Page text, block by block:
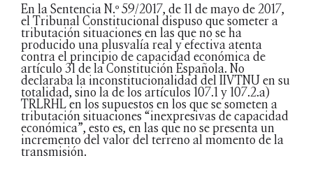
En la Sentencia N.º 59/2017, de 11 de mayo de 2017,
el Tribunal Constitucional dispuso que someter a
tributación situaciones en las que no se ha
producido una plusvalía real y efectiva atenta
contra el principio de capacidad económica de
artículo 31 de la Constitución Española. No
declaraba la inconstitucionalidad del IIVTNU en su
totalidad, sino la de los artículos 107.1 y 107.2.a)
TRLRHL en los supuestos en los que se someten a
tributación situaciones “inexpresivas de capacidad
económica”, esto es, en las que no se presenta un
incremento del valor del terreno al momento de la
transmisión.